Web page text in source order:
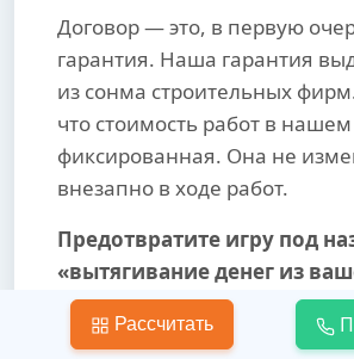
Договор — это, в первую
гарантия. Наша гарантия
из сонма строительных
что стоимость работ в
фиксированная. Она не
внезапно в ходе работ.
Предотвратите игру под
«вытягивание денег из
кармана».
Рассчитать